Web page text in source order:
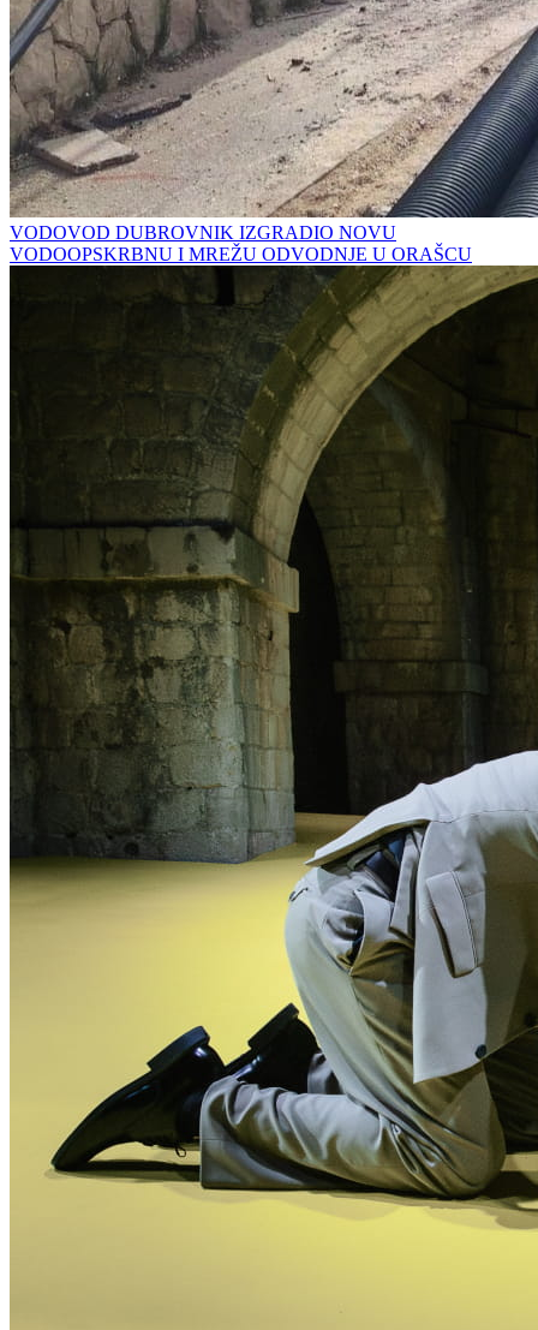
VODOVOD DUBROVNIK IZGRADIO NOVU
VODOOPSKRBNU I MREŽU ODVODNJE U ORAŠCU